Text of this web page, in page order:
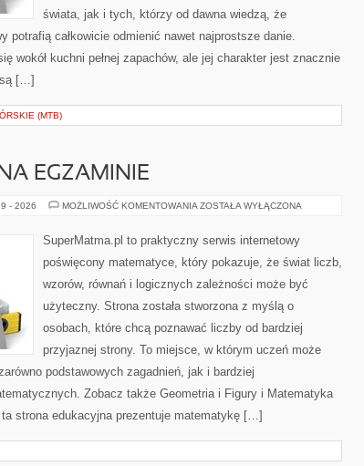
świata, jak i tych, którzy od dawna wiedzą, że
potrafią całkowicie odmienić nawet najprostsze danie.
wokół kuchni pełnej zapachów, ale jej charakter jest znacznie
są […]
(MTB)
EGZAMINIE
- 2026 MOŻLIWOŚĆ KOMENTOWANIA MATEMATYKA
ZOSTAŁA WYŁĄCZONA
SuperMatma.pl to praktyczny serwis internetowy
poświęcony matematyce, który pokazuje, że świat liczb,
wzorów, równań i logicznych zależności może być
użyteczny. Strona została stworzona z myślą o
osobach, które chcą poznawać liczby od bardziej
przyjaznej strony. To miejsce, w którym uczeń może
podstawowych zagadnień, jak i bardziej
Zobacz także Geometria i Figury i Matematyka
strona edukacyjna prezentuje matematykę […]